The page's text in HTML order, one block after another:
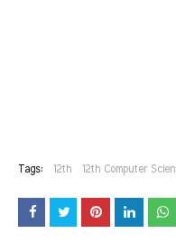
Tags: 12th 12th Computer